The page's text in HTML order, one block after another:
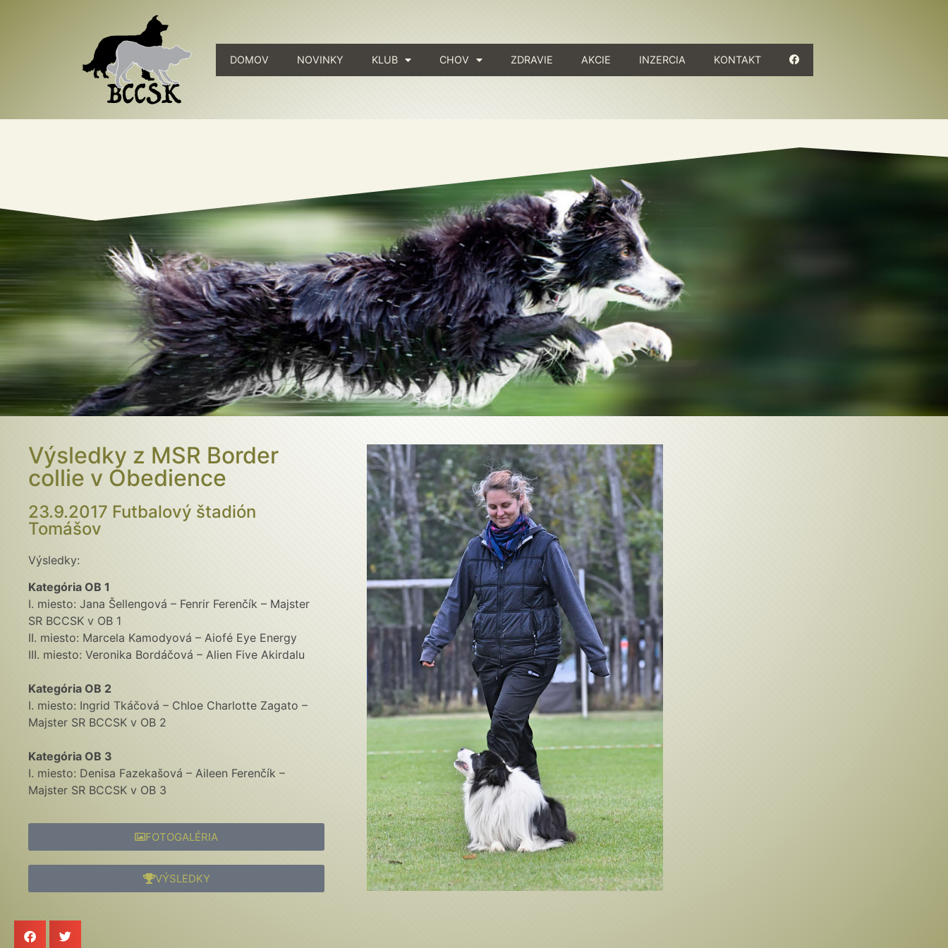
DOMOV NOVINKY KLUB CHOV ZDRAVIE AKCIE INZERCIA KONTAKT
Výsledky z MSR Border
collie v Obedience
23.9.2017 Futbalový štadión
Tomášov
Výsledky:
Kategória OB 1
I. miesto: Jana Šellengová – Fenrir Ferenčík – Majster
SR BCCSK v OB 1
II. miesto: Marcela Kamodyová – Aiofé Eye Energy
III. miesto: Veronika Bordáčová – Alien Five Akirdalu
Kategória OB 2
I. miesto: Ingrid Tkáčová – Chloe Charlotte Zagato –
Majster SR BCCSK v OB 2
Kategória OB 3
I. miesto: Denisa Fazekašová – Aileen Ferenčík –
Majster SR BCCSK v OB 3
FOTOGALÉRIA
VÝSLEDKY